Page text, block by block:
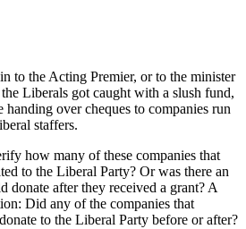
to the Acting Premier, or to the minister
Liberals got caught with a slush fund,
over cheques to companies run
staffers.
how many of these companies that
to the Liberal Party? Or was there an
donate after they received a grant? A
Did any of the companies that
to the Liberal Party before or after?